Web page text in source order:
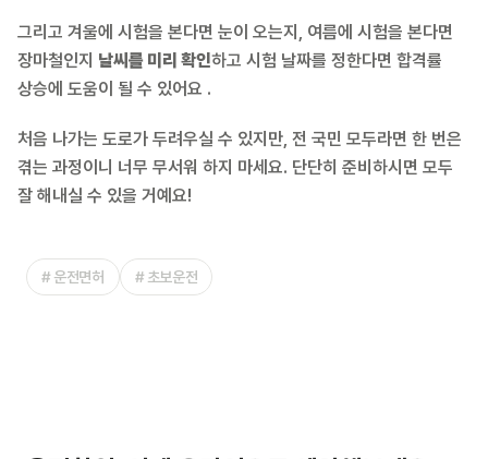
그리고 겨울에 시험을 본다면 눈이 오는지, 여름에 시험을 본다면
장마철인지 날씨를 미리 확인하고 시험 날짜를 정한다면 합격률
상승에 도움이 될 수 있어요 .
처음 나가는 도로가 두려우실 수 있지만, 전 국민 모두라면 한 번은
겪는 과정이니 너무 무서워 하지 마세요. 단단히 준비하시면 모두
잘 해내실 수 있을 거예요!
#운전면허 #초보운전